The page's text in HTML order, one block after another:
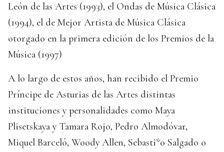
León de las Artes (1993), el Ondas de Música Clásica
(1994), el de Mejor Artista de Música Clásica
otorgado en la primera edición de los Premios de la
Música (1997)
A lo largo de estos años, han recibido el Premio
Príncipe de Asturias de las Artes distintas
instituciones y personalidades como Maya
Plisetskaya y Tamara Rojo, Pedro Almodóvar,
Miquel Barceló, Woody Allen, Sebasti*o Salgado o